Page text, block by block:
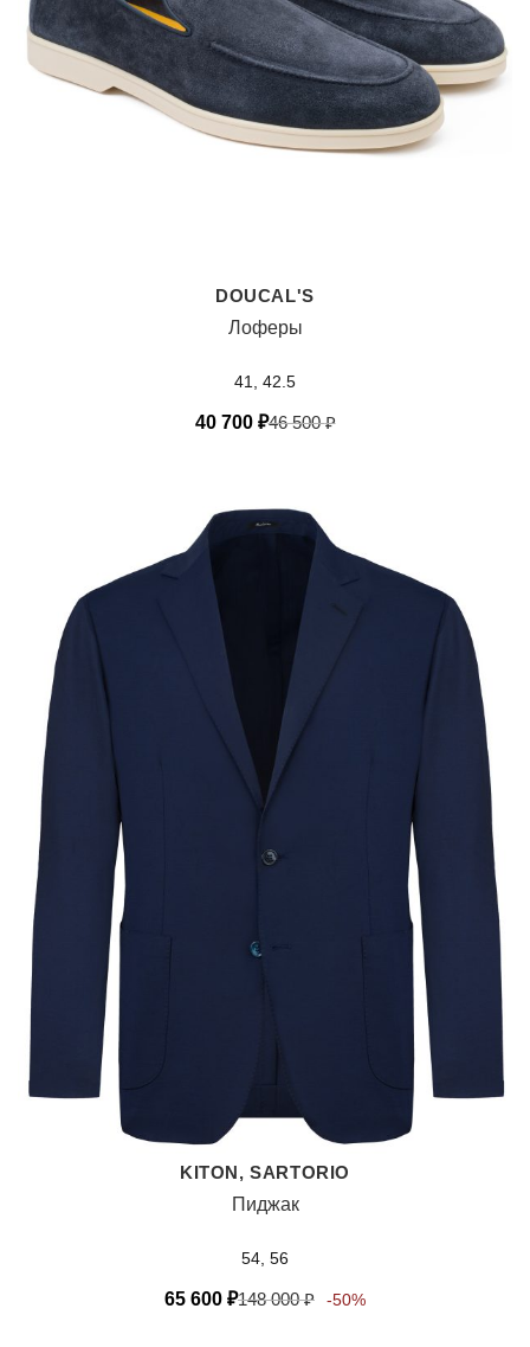
DOUCAL'S
Лоферы
41, 42.5
40 700 ₽46 500₽
KITON, SARTORIO
Пиджак
54, 56
65 600 ₽148 000₽ -50%